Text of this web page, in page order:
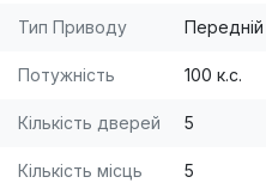
Тип Приводу Передній
Потужність 100 к.с.
Кількість дверей 5
Кількість місць 5